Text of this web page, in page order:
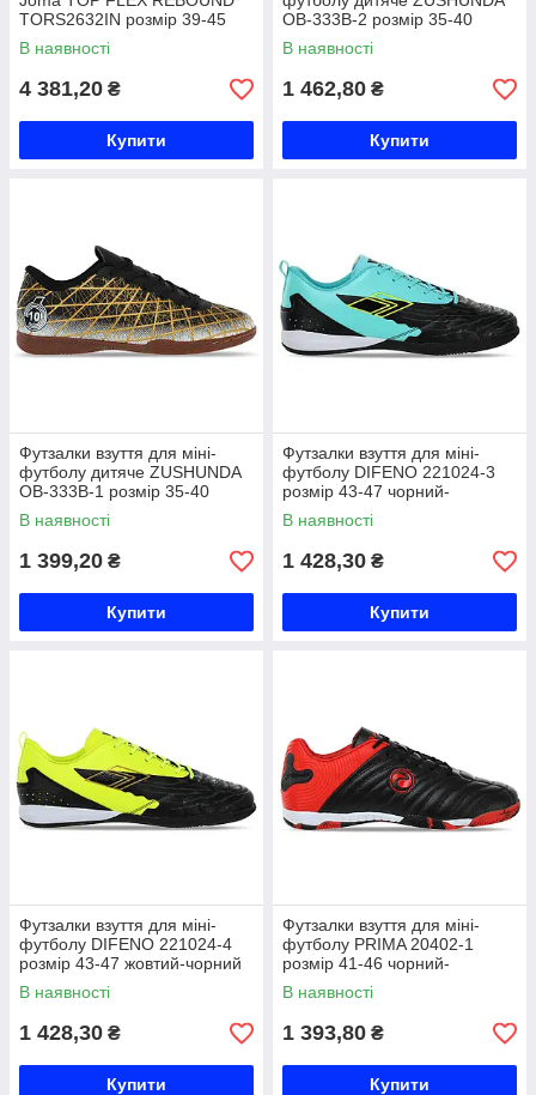
TORS2632IN розмір 39-45
білий Код TORS2632IN
В наявності
4 381,20 ₴
Купити
OB-333B-2 розмір 35-40
білий-золотий Код OB-333B-2
В наявності
1 462,80 ₴
Купити
Футзалки взуття для міні-
футболу дитяче ZUSHUNDA
OB-333B-1 розмір 35-40
чорний-золотий Код OB-
333B-1
В наявності
1 399,20 ₴
Купити
Футзалки взуття для міні-
футболу DIFENO 221024-3
розмір 43-47 чорний-
бірюзовий Код 221024-3
В наявності
1 428,30 ₴
Купити
Футзалки взуття для міні-
футболу DIFENO 221024-4
розмір 43-47 жовтий-чорний
Код 221024-4
В наявності
1 428,30 ₴
Купити
Футзалки взуття для міні-
футболу PRIMA 20402-1
розмір 41-46 чорний-
червоний Код 20402-1
В наявності
1 393,80 ₴
Купити